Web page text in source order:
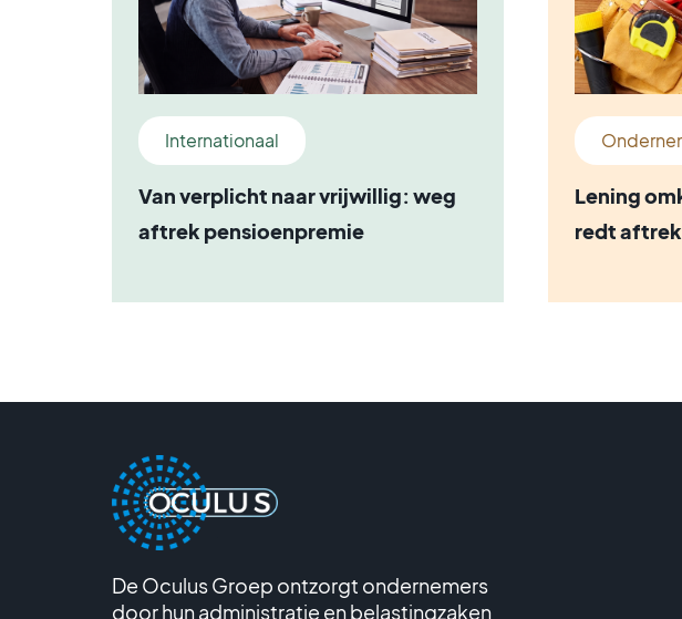
Internationaal
Van verplicht naar vrijwillig: weg
aftrek pensioenpremie
Lening
redt
De Oculus Groep ontzorgt ondernemers
door hun administratie en belastingzaken